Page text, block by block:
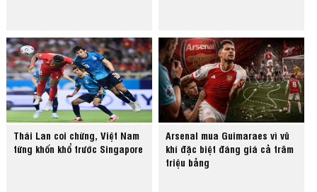
Thái Lan coi chừng, Việt Nam
từng khốn khổ trước Singapore
Arsenal mua Guimaraes vì vũ
khí đặc biệt đáng giá cả trăm
triệu bảng